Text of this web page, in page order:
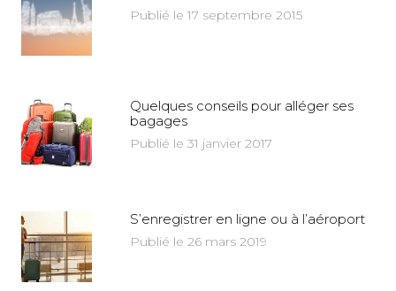
Publié le 17 septembre 2015
Quelques conseils pour alléger ses
bagages
Publié le 31 janvier 2017
S’enregistrer en ligne ou à l’aéroport
Publié le 26 mars 2019